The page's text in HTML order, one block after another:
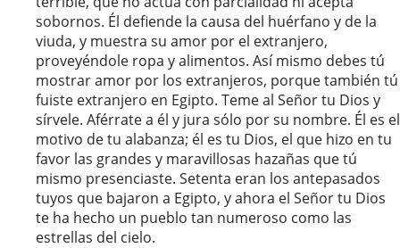
sobornos. Él defiende la causa del huérfano y de la
viuda, y muestra su amor por el extranjero,
proveyéndole ropa y alimentos. Así mismo debes tú
mostrar amor por los extranjeros, porque también tú
fuiste extranjero en Egipto. Teme al Señor tu Dios y
sírvele. Aférrate a él y jura sólo por su nombre. Él es el
motivo de tu alabanza; él es tu Dios, el que hizo en tu
favor las grandes y maravillosas hazañas que tú
mismo presenciaste. Setenta eran los antepasados
tuyos que bajaron a Egipto, y ahora el Señor tu Dios
te ha hecho un pueblo tan numeroso como las
estrellas del cielo.